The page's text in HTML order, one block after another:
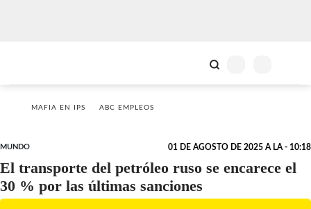
MAFIA EN IPS ABC EMPLEOS
MUNDO 01 DE AGOSTO DE 2025 A LA - 10:18
El transporte del petróleo ruso se encarece el
30 % por las últimas sanciones